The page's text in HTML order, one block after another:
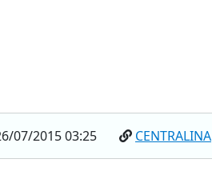
07/2015 03:25 CENTRALINA